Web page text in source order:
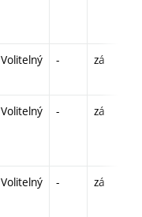
Volitelný - zá
Volitelný - zá
Volitelný - zá